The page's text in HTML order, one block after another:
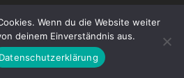
Strassenfotografie
at/com
dokumentarische Impuls
Wenn du die Website weiter
deinem Einverständnis aus.
Datenschutzerklärung